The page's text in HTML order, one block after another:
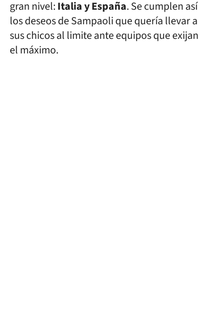
gran nivel:Italia y España. Se cumplen así
los deseos de Sampaoli que quería llevar a
sus chicos al limite ante equipos que exijan
el máximo.